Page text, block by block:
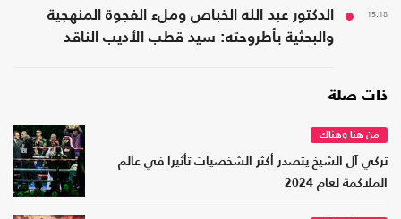
15:18
الدكتور عبد الله الخباص وملء الفجوة المنهجية
والبحثية بأطروحته: سيد قطب الأديب الناقد
ذات صلة
من هنا وهناك
تركي آل الشيخ يتصدر أكثر الشخصيات تأثيرا في عالم
الملاكمة لعام 2024